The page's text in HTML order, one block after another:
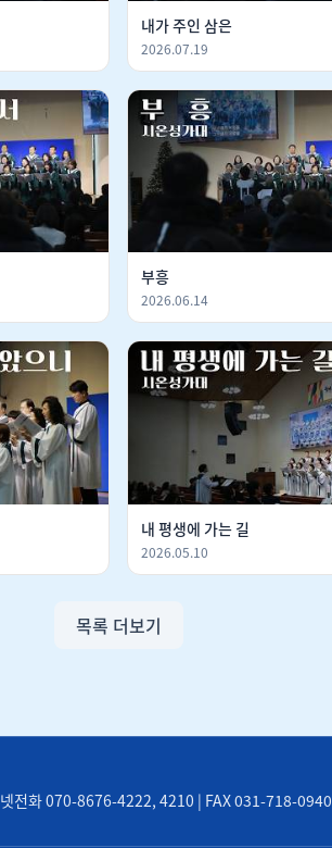
내가 주인 삼은
2026.07.19
부흥
2026.06.14
내 평생에 가는 길
2026.05.10
목록 더보기
전화 070-8676-4222, 4210 | FAX 031-718-0940